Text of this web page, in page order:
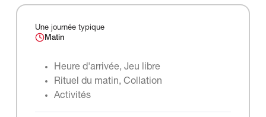
Une journée typique
Matin
Heure d'arrivée, Jeu libre
Rituel du matin, Collation
Activités